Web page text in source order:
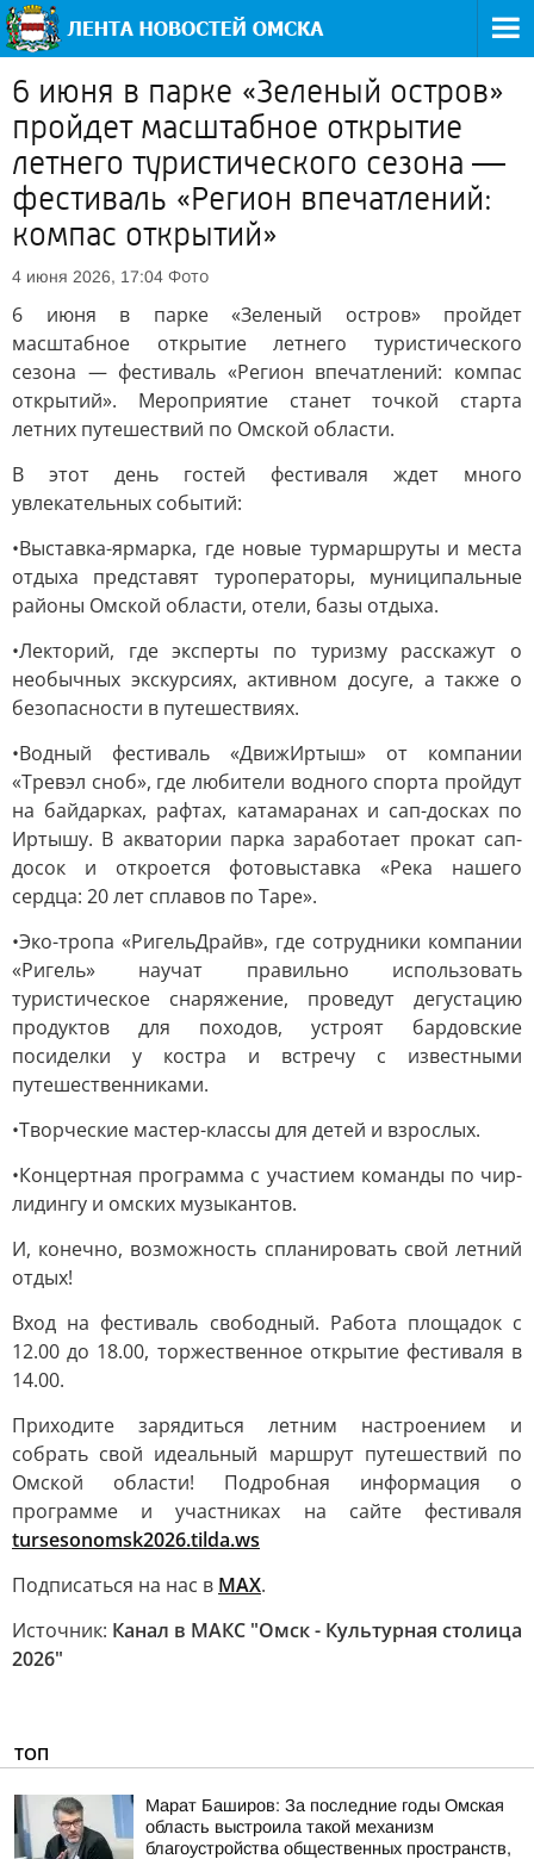
6 июня в парке «Зеленый остров»
пройдет масштабное открытие
летнего туристического сезона —
фестиваль «Регион впечатлений:
компас открытий»
4 июня 2026, 17:04 Фото
6 июня в парке «Зеленый остров» пройдет
масштабное открытие летнего туристического
сезона — фестиваль «Регион впечатлений: компас
открытий». Мероприятие станет точкой старта
летних путешествий по Омской области.
В этот день гостей фестиваля ждет много
увлекательных событий:
•Выставка-ярмарка, где новые турмаршруты и места
отдыха представят туроператоры, муниципальные
районы Омской области, отели, базы отдыха.
•Лекторий, где эксперты по туризму расскажут о
необычных экскурсиях, активном досуге, а также о
безопасности в путешествиях.
•Водный фестиваль «ДвижИртыш» от компании
«Тревэл сноб», где любители водного спорта пройдут
на байдарках, рафтах, катамаранах и сап-досках по
Иртышу. В акватории парка заработает прокат сап-
досок и откроется фотовыставка «Река нашего
сердца: 20 лет сплавов по Таре».
•Эко-тропа «РигельДрайв», где сотрудники компании
«Ригель» научат правильно использовать
туристическое снаряжение, проведут дегустацию
продуктов для походов, устроят бардовские
посиделки у костра и встречу с известными
путешественниками.
•Творческие мастер-классы для детей и взрослых.
•Концертная программа с участием команды по чир-
лидингу и омских музыкантов.
И, конечно, возможность спланировать свой летний
отдых!
Вход на фестиваль свободный. Работа площадок с
12.00 до 18.00, торжественное открытие фестиваля в
14.00.
Приходите зарядиться летним настроением и
собрать свой идеальный маршрут путешествий по
Омской области! Подробная информация о
программе и участниках на сайте фестиваля
tursesonomsk2026.tilda.ws
Подписаться на нас в MAX.
Источник: Канал в МАКС "Омск - Культурная столица
2026"
ТОП
Марат Баширов: За последние годы Омская
область выстроила такой механизм
благоустройства общественных пространств,